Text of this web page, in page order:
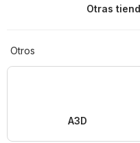
Otras
Otros
A3D